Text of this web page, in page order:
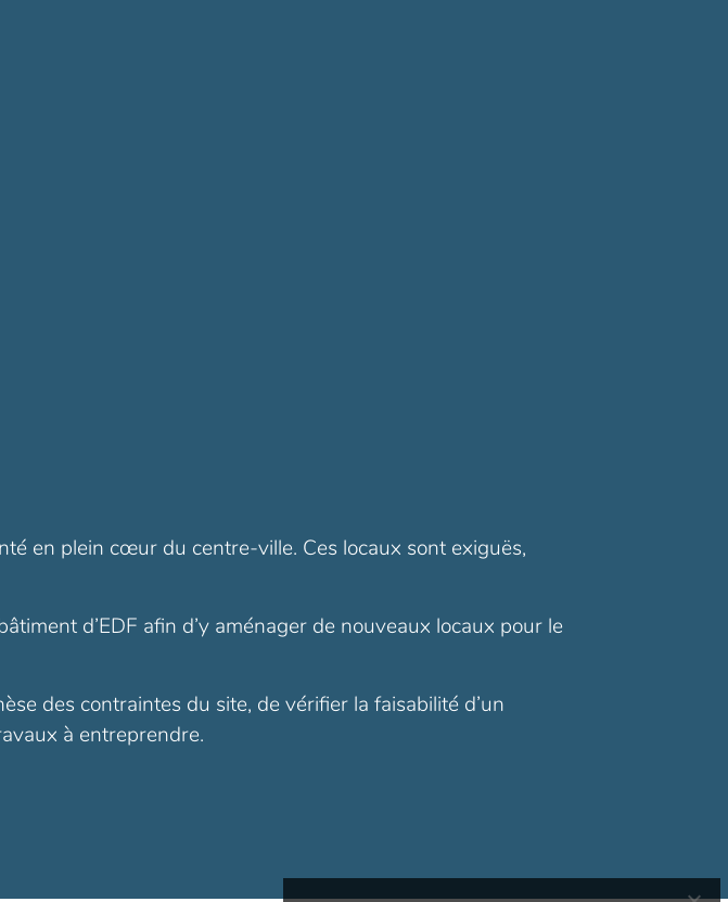
en plein cœur du centre-ville. Ces locaux sont exiguës,
d’EDF afin d’y aménager de nouveaux locaux pour le
des contraintes du site, de vérifier la faisabilité d’un
à entreprendre.